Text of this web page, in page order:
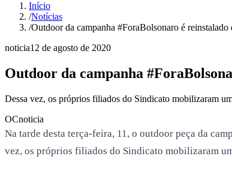
Início
/Notícias
/Outdoor da campanha #ForaBolsonaro é
noticia12 de agosto de 2020
Outdoor da campanha
Dessa vez, os próprios filiados do Sindicato mobilizaram
OCnoticia
Na tarde desta terça-feira, 11, o outdoor peça da
vez, os próprios filiados do Sindicato mobilizaram